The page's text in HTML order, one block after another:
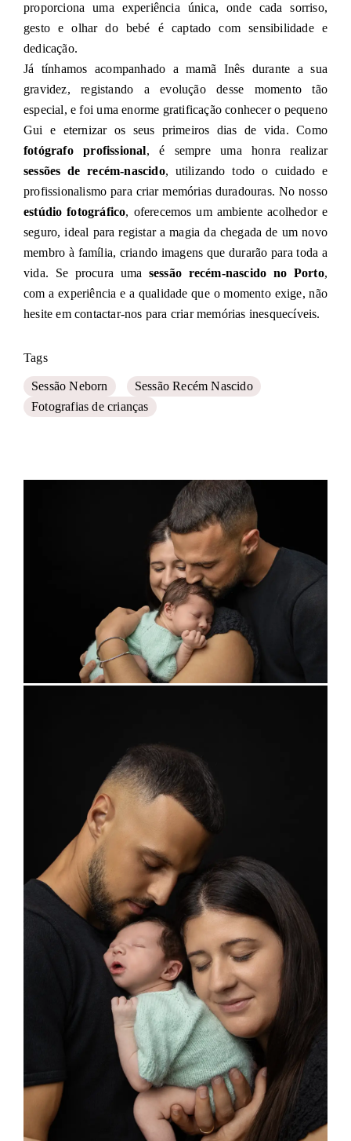
proporciona uma experiência única, onde cada sorriso,
gesto e olhar do bebé é captado com sensibilidade e
dedicação.
Já tínhamos acompanhado a mamã Inês durante a sua
gravidez, registando a evolução desse momento tão
especial, e foi uma enorme gratificação conhecer o pequeno
Gui e eternizar os seus primeiros dias de vida. Como
fotógrafo profissional, é sempre uma honra realizar
sessões de recém-nascido, utilizando todo o cuidado e
profissionalismo para criar memórias duradouras. No nosso
estúdio fotográfico, oferecemos um ambiente acolhedor e
seguro, ideal para registar a magia da chegada de um novo
membro à família, criando imagens que durarão para toda a
vida. Se procura uma sessão recém-nascido no Porto,
com a experiência e a qualidade que o momento exige, não
hesite em contactar-nos para criar memórias inesquecíveis.
Tags
Sessão Neborn
Sessão Recém Nascido
Fotografias de crianças